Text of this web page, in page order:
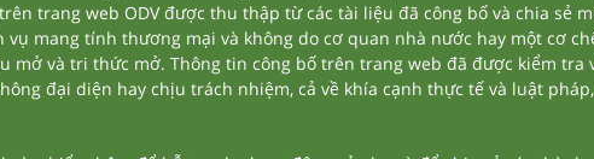
trang web ODV được thu thập từ các tài liệu đã công bố và chia sẻ
mang tính thương mại và không do cơ quan nhà nước hay một cơ
và tri thức mở. Thông tin công bố trên trang web đã được kiểm tra
đại diện hay chịu trách nhiệm, cả về khía cạnh thực tế và luật